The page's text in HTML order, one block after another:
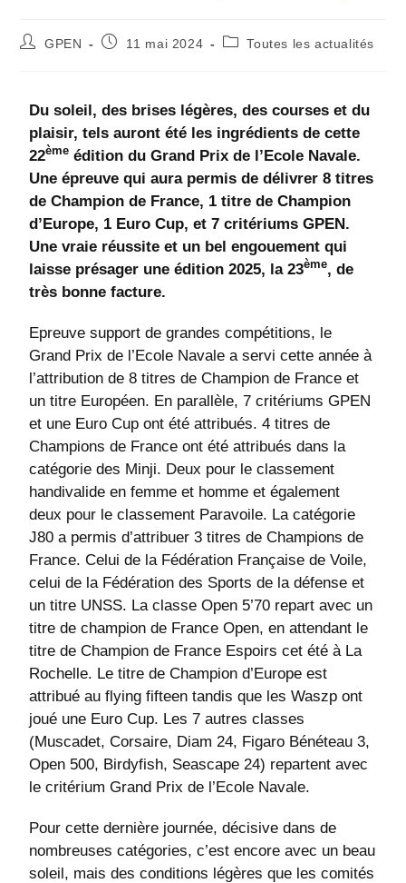
GPEN 11 mai 2024 Toutes les actualités
Du soleil, des brises légères, des courses et du
plaisir, tels auront été les ingrédients de cette
22ème édition du Grand Prix de l’Ecole Navale.
Une épreuve qui aura permis de délivrer 8 titres
de Champion de France, 1 titre de Champion
d’Europe, 1 Euro Cup, et 7 critériums GPEN.
Une vraie réussite et un bel engouement qui
laisse présager une édition 2025, la 23ème, de
très bonne facture.
Epreuve support de grandes compétitions, le
Grand Prix de l’Ecole Navale a servi cette année à
l’attribution de 8 titres de Champion de France et
un titre Européen. En parallèle, 7 critériums GPEN
et une Euro Cup ont été attribués. 4 titres de
Champions de France ont été attribués dans la
catégorie des Minji. Deux pour le classement
handivalide en femme et homme et également
deux pour le classement Paravoile. La catégorie
J80 a permis d’attribuer 3 titres de Champions de
France. Celui de la Fédération Française de Voile,
celui de la Fédération des Sports de la défense et
un titre UNSS. La classe Open 5’70 repart avec un
titre de champion de France Open, en attendant le
titre de Champion de France Espoirs cet été à La
Rochelle. Le titre de Champion d’Europe est
attribué au flying fifteen tandis que les Waszp ont
joué une Euro Cup. Les 7 autres classes
(Muscadet, Corsaire, Diam 24, Figaro Bénéteau 3,
Open 500, Birdyfish, Seascape 24) repartent avec
le critérium Grand Prix de l’Ecole Navale.
Pour cette dernière journée, décisive dans de
nombreuses catégories, c’est encore avec un beau
soleil, mais des conditions légères que les comités